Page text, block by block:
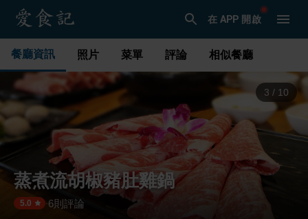
在 APP 開啟
餐廳資訊 照片 菜單 評論 相似餐廳
3 / 10
蒸煮流胡椒豬肚雞鍋
5.0 ·6則評論